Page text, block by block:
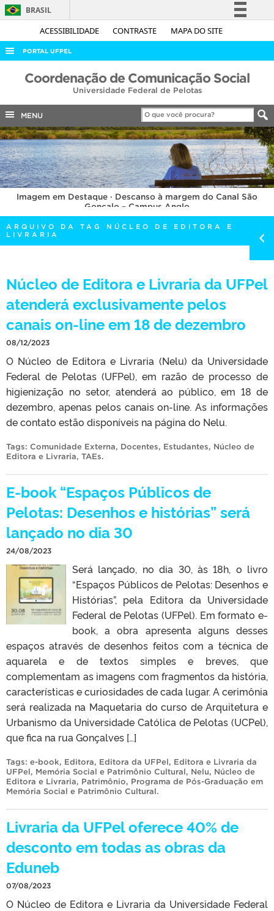
ACESSIBILIDADE CONTRASTE MAPA DO SITE
BRASIL
Simplifique!
Acesso à informação
Legislação
Canais
PORTAL UFPEL
ACESSO À INFORMAÇÃO
COBALTO
CONCURSOS
EDITAIS
INTERNACIONAL
OUVIDORIA
PORTARIAS
TELEFONES
Coordenação de Comunicação Social
Universidade Federal de Pelotas
MENU
Imagem em Destaque · Descanso à margem do Canal São
Gonçalo – Campus Anglo
ARQUIVO DA TAG NÚCLEO DE EDITORA E
LIVRARIA
Núcleo de Editora e Livraria da UFPel
atenderá exclusivamente pelos
canais on-line em 18 de dezembro
08/12/2023
O Núcleo de Editora e Livraria (Nelu) da Universidade
Federal de Pelotas (UFPel), em razão de processo de
higienização no setor, atenderá ao público, em 18 de
dezembro, apenas pelos canais on-line. As informações
de contato estão disponíveis na página do Nelu.
Tags: Comunidade Externa, Docentes, Estudantes, Núcleo de
Editora e Livraria, TAEs.
E-book “Espaços Públicos de
Pelotas: Desenhos e histórias” será
lançado no dia 30
24/08/2023
Será lançado, no dia 30, às 18h, o livro
“Espaços Públicos de Pelotas: Desenhos e
Histórias”, pela Editora da Universidade
Federal de Pelotas (UFPel). Em formato e-
book, a obra apresenta alguns desses
espaços através de desenhos feitos com a técnica de
aquarela e de textos simples e breves, que
complementam as imagens com fragmentos da história,
características e curiosidades de cada lugar. A cerimônia
será realizada na Maquetaria do curso de Arquitetura e
Urbanismo da Universidade Católica de Pelotas (UCPel),
que fica na rua Gonçalves […]
Tags: e-book, Editora, Editora da UFPel, Editora e Livraria da
UFPel, Memória Social e Patrimônio Cultural, Nelu, Núcleo de
Editora e Livraria, Patrimônio, Programa de Pós-Graduação em
Memória Social e Patrimônio Cultural.
Livraria da UFPel oferece 40% de
desconto em todas as obras da
Eduneb
07/08/2023
O Núcleo de Editora e Livraria da Universidade Federal